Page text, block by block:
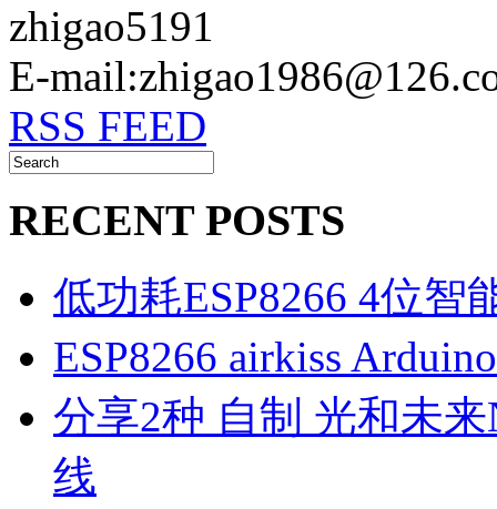
zhigao5191
E-
RSS FEED
RECENT POSTS
低功耗ESP8266 4位智
ESP8266 airkiss
分享2种 自制 光和未来
线